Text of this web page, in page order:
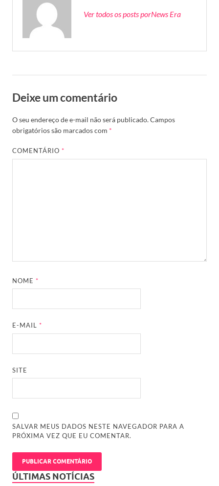
Ver todos os posts porNews Era
Deixe um comentário
O seu endereço de e-mail não será publicado.Campos
obrigatórios são marcados com *
COMENTÁRIO*
NOME*
E-MAIL*
SITE
SALVAR MEUS DADOS NESTE NAVEGADOR PARA A
PRÓXIMA VEZ QUE EU COMENTAR.
ÚLTIMAS NOTÍCIAS